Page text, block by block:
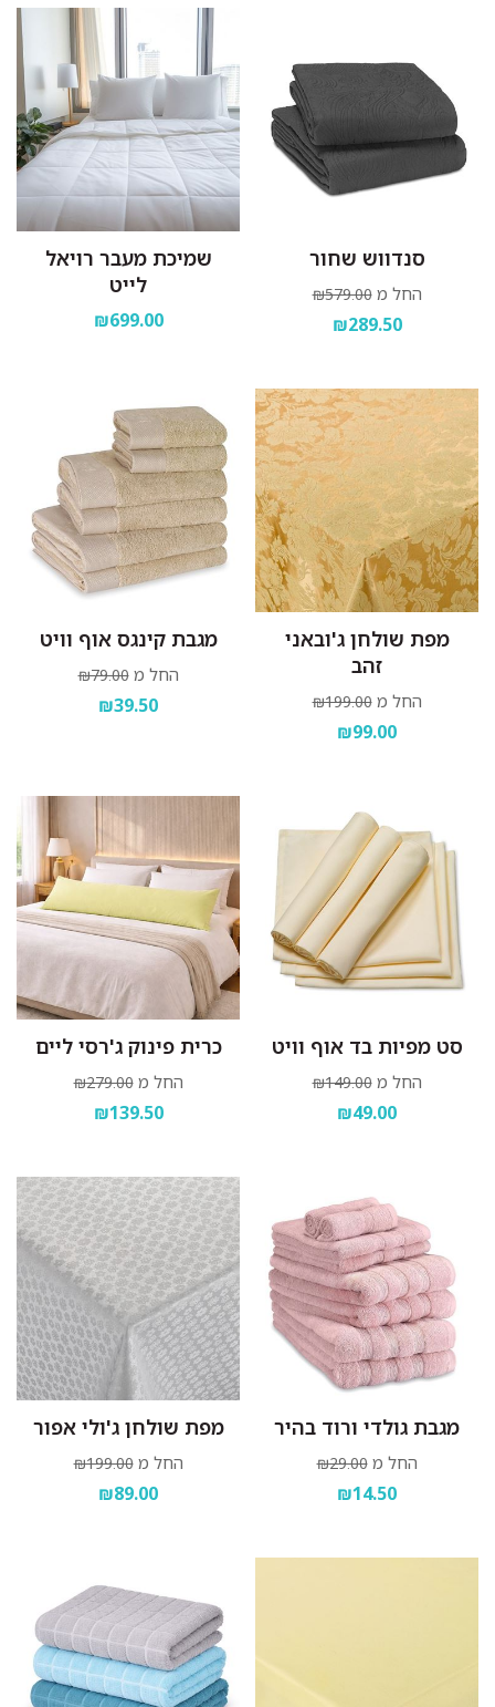
סנדווש שחור
החל מ ₪579.00
₪289.50
שמיכת מעבר רויאל
לייט
₪699.00
מפת שולחן ג'ובאני
זהב
החל מ ₪199.00
₪99.00
מגבת קינגס אוף וויט
החל מ ₪79.00
₪39.50
סט מפיות בד אוף וויט
החל מ ₪149.00
₪49.00
כרית פינוק ג'רסי ליים
החל מ ₪279.00
₪139.50
מגבת גולדי ורוד בהיר
החל מ ₪29.00
₪14.50
מפת שולחן ג'ולי אפור
החל מ ₪199.00
₪89.00